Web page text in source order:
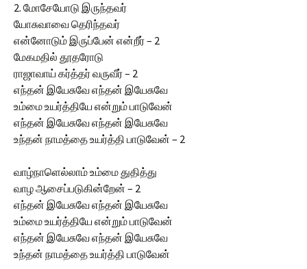
2. மோசேயோடு இருந்தவர்
யோசுவாவை தெரிந்தவர்
என்னோடும் இருப்பேன் என்றீர் – 2
மேகமதில் தூதரோடு
ராஜாவாய் கர்த்தர் வருவீர் – 2
எந்தன் இயேசுவே எந்தன் இயேசுவே
உம்மை உயர்த்தியே என்றும் பாடுவேன்
எந்தன் இயேசுவே எந்தன் இயேசுவே
உந்தன் நாமத்தை உயர்த்தி பாடுவேன் – 2
வாழ்நாளெல்லாம் உம்மை துதித்து
வாழ ஆசைப்படுகின்றேன் – 2
எந்தன் இயேசுவே எந்தன் இயேசுவே
உம்மை உயர்த்தியே என்றும் பாடுவேன்
எந்தன் இயேசுவே எந்தன் இயேசுவே
உந்தன் நாமத்தை உயர்த்தி பாடுவேன்